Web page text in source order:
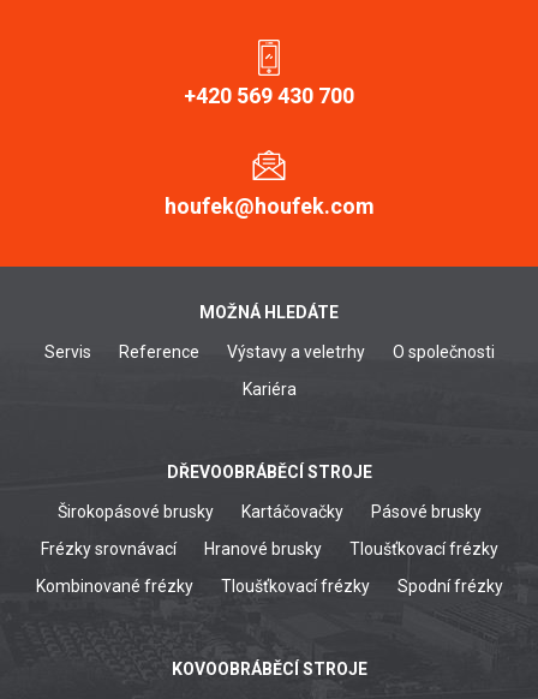
+420 569 430 700
houfek@houfek.com
MOŽNÁ HLEDÁTE
Servis Reference Výstavy a veletrhy
O společnosti
Kariéra
DŘEVOOBRÁBĚCÍ STROJE
Širokopásové brusky Kartáčovačky
Pásové brusky
Frézky srovnávací
Hranové brusky
Tloušťkovací frézky
Kombinované frézky
Tloušťkovací frézky Spodní frézky
KOVOOBRÁBĚCÍ STROJE